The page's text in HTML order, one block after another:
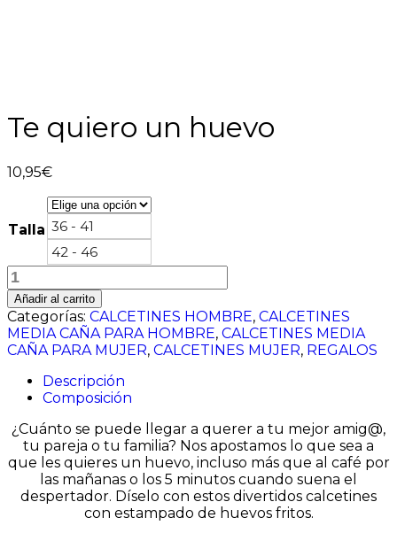
Te quiero un huevo
10,95€
Talla 36 - 41
42 - 46
Te
quiero
un
huevo
cantidad
Añadir al carrito
Categorías: CALCETINES HOMBRE, CALCETINES
MEDIA CAÑA PARA HOMBRE, CALCETINES MEDIA
CAÑA PARA MUJER, CALCETINES MUJER, REGALOS
Descripción
Composición
¿Cuánto se puede llegar a querer a tu mejor amig@,
tu pareja o tu familia? Nos apostamos lo que sea a
que les quieres un huevo, incluso más que al café por
las mañanas o los 5 minutos cuando suena el
despertador. Díselo con estos divertidos calcetines
con estampado de huevos fritos.